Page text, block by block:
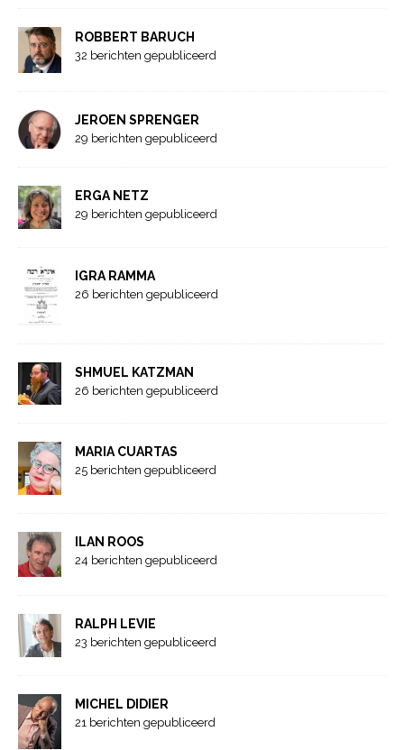
ROBBERT BARUCH
32 berichten gepubliceerd
JEROEN SPRENGER
29 berichten gepubliceerd
ERGA NETZ
29 berichten gepubliceerd
IGRA RAMMA
26 berichten gepubliceerd
SHMUEL KATZMAN
26 berichten gepubliceerd
MARIA CUARTAS
25 berichten gepubliceerd
ILAN ROOS
24 berichten gepubliceerd
RALPH LEVIE
23 berichten gepubliceerd
MICHEL DIDIER
21 berichten gepubliceerd